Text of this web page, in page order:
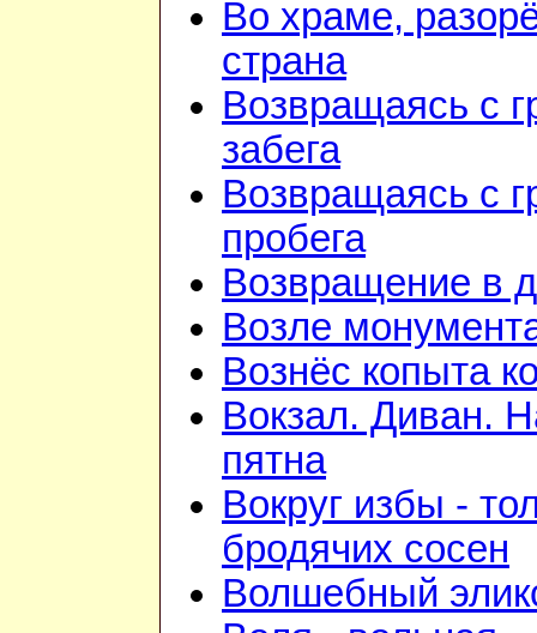
Во храме,
страна
Возвращаясь с
забега
Возвращаясь с
пробега
Возвращение в
Возле
Вознёс копыта
Вокзал. Диван.
пятна
Вокруг избы -
бродячих сосен
Волшебный